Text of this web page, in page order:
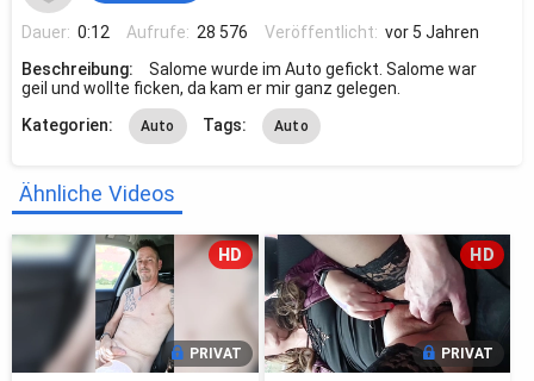
Dauer: 0:12 Aufrufe: 28 576 Veröffentlicht: vor 5 Jahren
Beschreibung:
Salome wurde im Auto gefickt. Salome war
geil und wollte ficken, da kam er mir ganz gelegen.
Kategorien:
Auto Tags: Auto
Ähnliche Videos
PRIVAT
HD
PRIVAT
HD